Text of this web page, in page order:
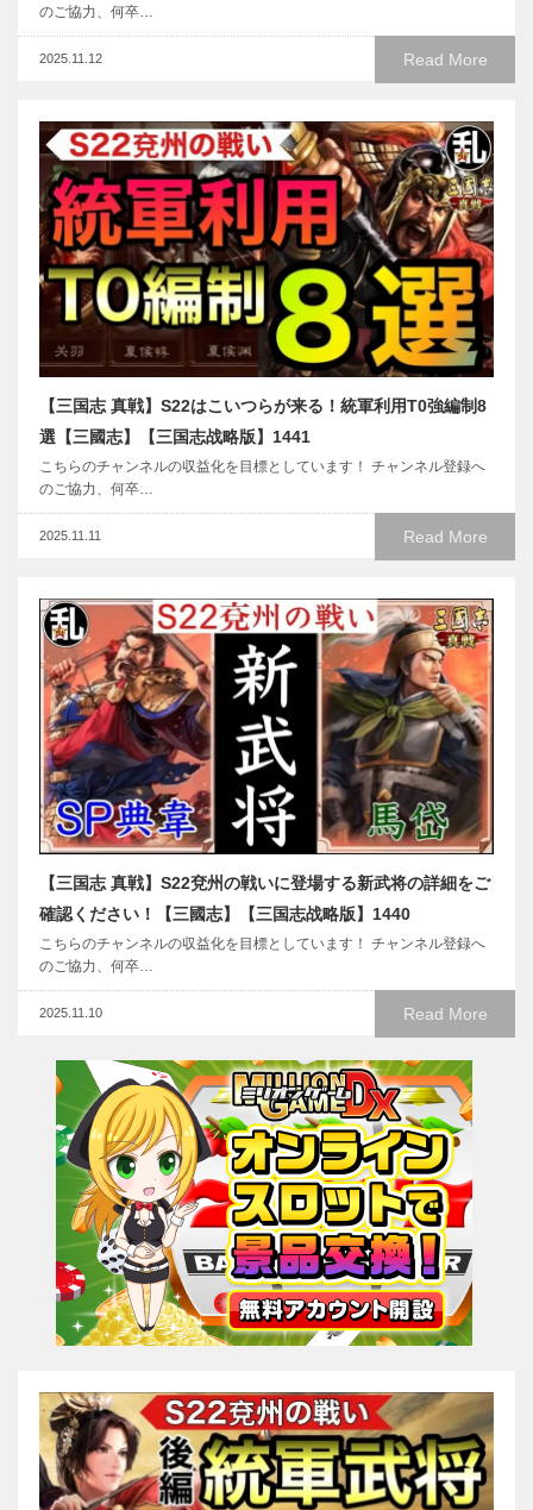
のご協力、何卒…
Read More
2025.11.12
【三国志 真戦】S22はこいつらが来る！統軍利用T0強編制8
選【三國志】【三国志战略版】1441
こちらのチャンネルの収益化を目標としています！ チャンネル登録へ
のご協力、何卒…
Read More
2025.11.11
【三国志 真戦】S22兗州の戦いに登場する新武将の詳細をご
確認ください！【三國志】【三国志战略版】1440
こちらのチャンネルの収益化を目標としています！ チャンネル登録へ
のご協力、何卒…
Read More
2025.11.10